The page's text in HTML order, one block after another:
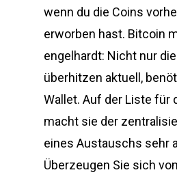
wenn du die Coins
erworben hast. Bitcoin
engelhardt: Nicht nur
überhitzen aktuell,
Wallet. Auf der Liste für
macht sie der
eines Austauschs sehr
Überzeugen Sie sich